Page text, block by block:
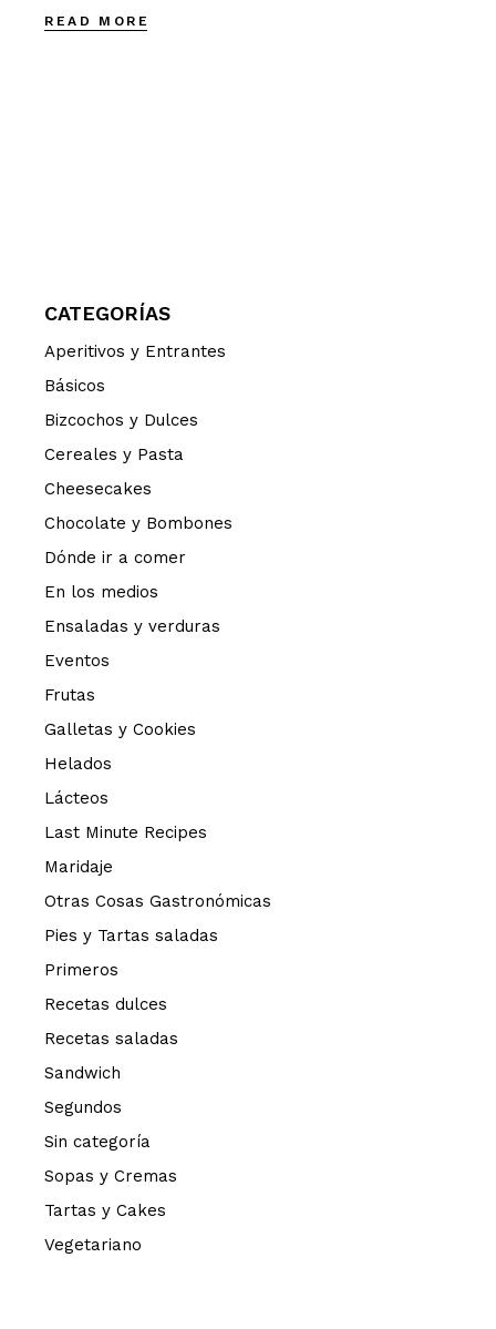
READ MORE
CATEGORÍAS
Aperitivos y Entrantes
Básicos
Bizcochos y Dulces
Cereales y Pasta
Cheesecakes
Chocolate y Bombones
Dónde ir a comer
En los medios
Ensaladas y verduras
Eventos
Frutas
Galletas y Cookies
Helados
Lácteos
Last Minute Recipes
Maridaje
Otras Cosas Gastronómicas
Pies y Tartas saladas
Primeros
Recetas dulces
Recetas saladas
Sandwich
Segundos
Sin categoría
Sopas y Cremas
Tartas y Cakes
Vegetariano